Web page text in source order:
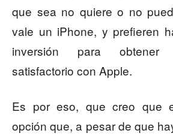
que sea no quiere o no
vale un iPhone, y prefieren
inversión para obtener
satisfactorio con Apple.
Es por eso, que creo que
opción que, a pesar de que